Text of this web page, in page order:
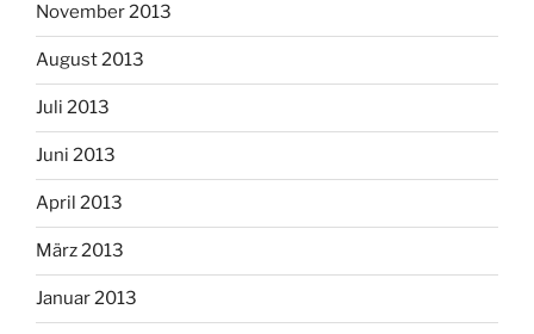
November 2013
August 2013
Juli 2013
Juni 2013
April 2013
März 2013
Januar 2013